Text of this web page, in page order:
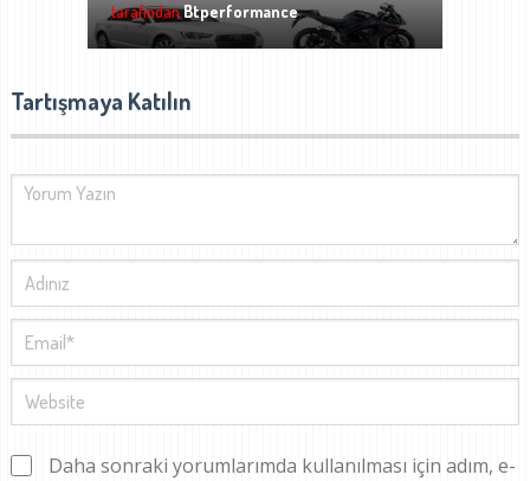
tarafındanBtperformance
Tartışmaya Katılın
Daha sonraki yorumlarımda kullanılması için adım, e-